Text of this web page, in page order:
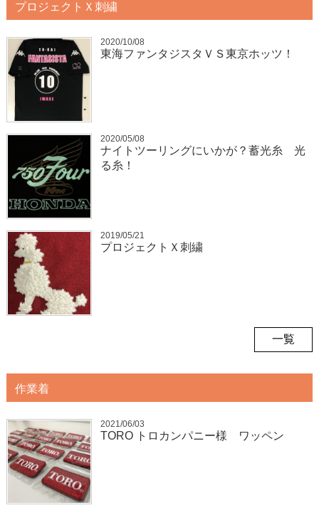
プロジェクトＸ刺繍
2020/10/08
東海ファンタジスタＶＳ東京ホッツ！
2020/05/08
ナイトツーリングにいかが？蓄光糸 光
る糸！
2019/05/21
プロジェクトＸ刺繍
一覧
作業着
2021/06/03
TORO トロカンパニー様 ワッペン